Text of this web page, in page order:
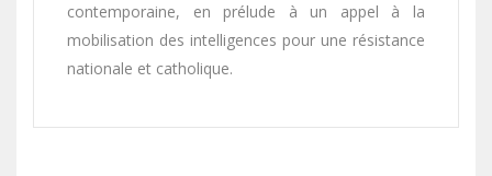
contemporaine, en prélude à un appel à la
mobilisation des intelligences pour une résistance
nationale et catholique.